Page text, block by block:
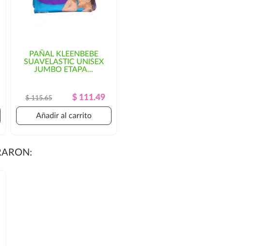
PAÑAL KLEENBEBE
SUAVELASTIC UNISEX
JUMBO ETAPA...
Precio
Regular
$ 115.65 Precio
$ 111.49
Añadir al carrito